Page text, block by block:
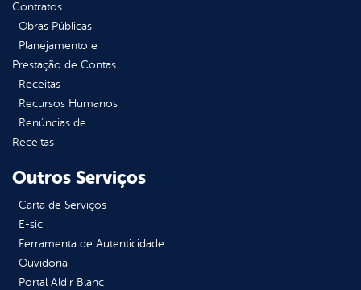
Contratos
Obras Públicas
Planejamento e
Prestação de Contas
Receitas
Recursos Humanos
Renúncias de
Receitas
Outros Serviços
Carta de Serviços
E-sic
Ferramenta de Autenticidade
Ouvidoria
Portal Aldir Blanc